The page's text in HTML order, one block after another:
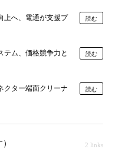
上へ、電通が支援プ
読む
テム、価格競争力と
読む
クター端面クリーナ
読む
2 links